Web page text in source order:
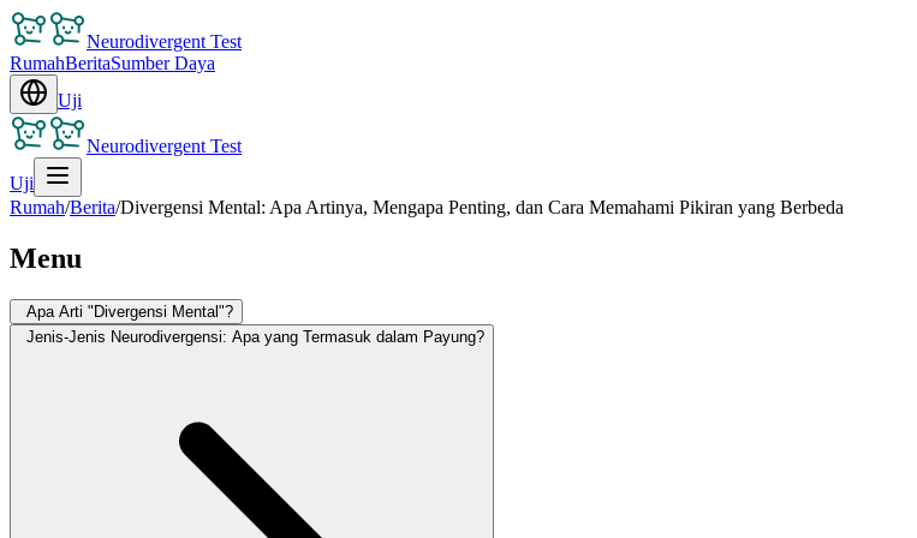
Neurodivergent Test
RumahBeritaSumber Daya
Uji
Neurodivergent Test
Uji
Rumah/Berita/Divergensi Mental: Apa Artinya, Mengapa Penting, dan Cara Memahami Pikiran yang Berbeda
Menu
Apa Arti "Divergensi Mental"?
Jenis-Jenis Neurodivergensi: Apa yang Termasuk dalam Payung?